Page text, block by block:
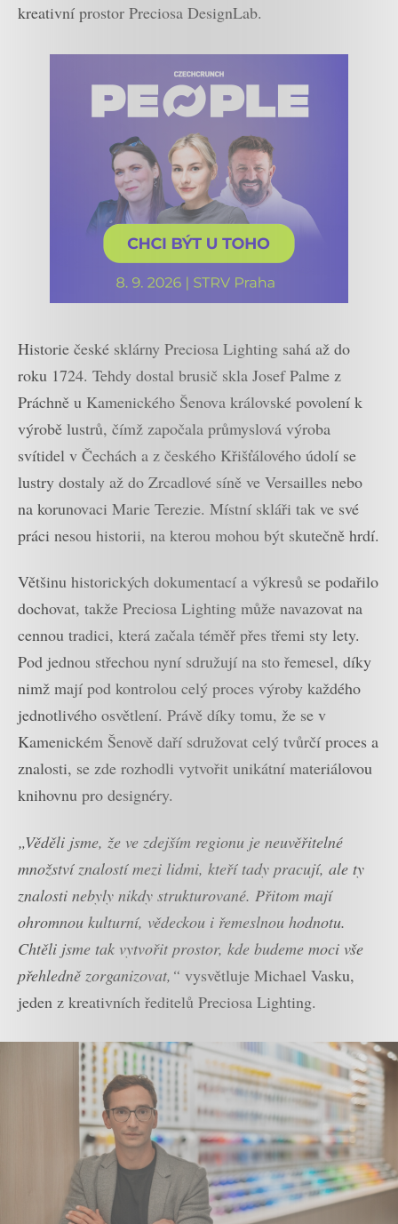
kreativní prostor Preciosa DesignLab.
Historie české sklárny Preciosa Lighting sahá až do
roku 1724. Tehdy dostal brusič skla Josef Palme z
Práchně u Kamenického Šenova královské povolení k
výrobě lustrů, čímž započala průmyslová výroba
svítidel v Čechách a z českého Křišťálového údolí se
lustry dostaly až do Zrcadlové síně ve Versailles nebo
na korunovaci Marie Terezie. Místní skláři tak ve své
práci nesou historii, na kterou mohou být skutečně hrdí.
Většinu historických dokumentací a výkresů se podařilo
dochovat, takže Preciosa Lighting může navazovat na
cennou tradici, která začala téměř přes třemi sty lety.
Pod jednou střechou nyní sdružují na sto řemesel, díky
nimž mají pod kontrolou celý proces výroby každého
jednotlivého osvětlení. Právě díky tomu, že se v
Kamenickém Šenově daří sdružovat celý tvůrčí proces a
znalosti, se zde rozhodli vytvořit unikátní materiálovou
knihovnu pro designéry.
„Věděli jsme, že ve zdejším regionu je neuvěřitelné
množství znalostí mezi lidmi, kteří tady pracují, ale ty
znalosti nebyly nikdy strukturované. Přitom mají
ohromnou kulturní, vědeckou i řemeslnou hodnotu.
Chtěli jsme tak vytvořit prostor, kde budeme moci vše
přehledně zorganizovat,“ vysvětluje Michael Vasku,
jeden z kreativních ředitelů Preciosa Lighting.